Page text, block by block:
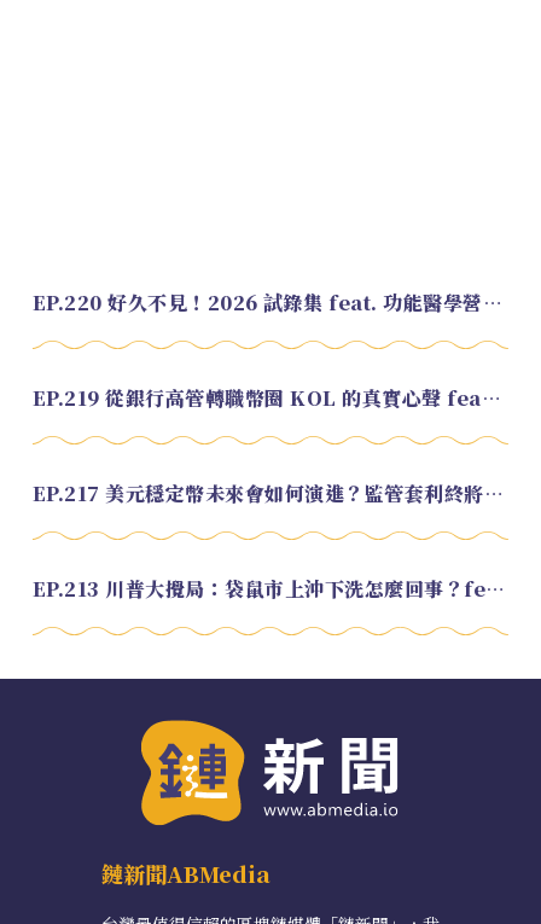
EP.220 好久不見！2026 試錄集 feat. 功能醫學營養師 美寶
EP.219 從銀行高管轉職幣圈 KOL 的真實心聲 feat.龜大
EP.217 美元穩定幣未來會如何演進？監管套利終將收斂？feat. 研究員 余哲安
EP.213 川普大攪局：袋鼠市上沖下洗怎麼回事？feat. Alvin
鏈新聞ABMedia